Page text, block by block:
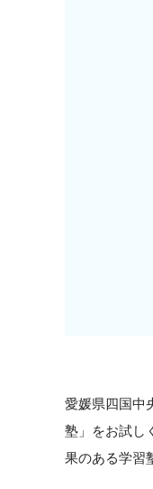
愛媛県四国中
塾」をお試し
果のある学習